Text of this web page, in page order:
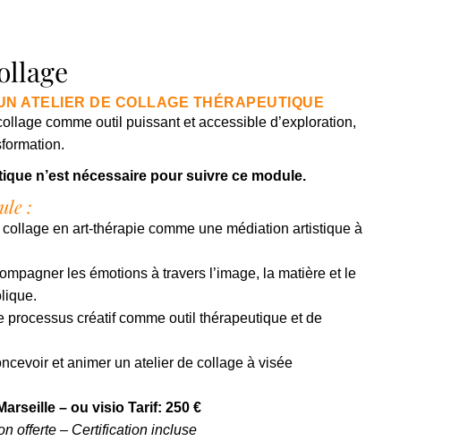
ATELIER DE COLLAGE THÉRAPEUTIQUE
comme outil puissant et accessible d’exploration,
n’est nécessaire pour suivre ce module.
:
en art-thérapie comme une médiation artistique à
les émotions à travers l’image, la matière et le
processus créatif comme outil thérapeutique et de
et animer un atelier de collage à visée
–ou visio Tarif: 250 €
offerte – Certification incluse